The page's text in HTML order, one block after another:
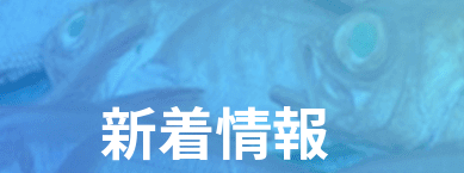
新着情報